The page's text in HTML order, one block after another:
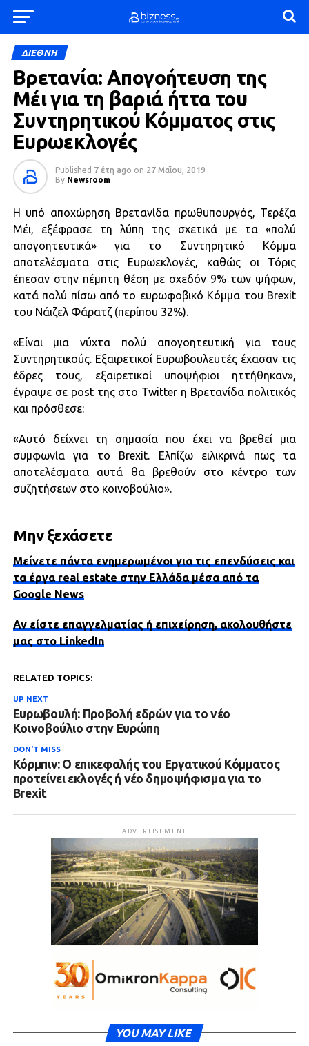
ΔΙΕΘΝΗ
Βρετανία: Απογοήτευση της
Μέι για τη βαριά ήττα του
Συντηρητικού Κόμματος στις
Ευρωεκλογές
Published 7 έτη ago on 27 Μαΐου, 2019
By Newsroom
Η υπό αποχώρηση Βρετανίδα πρωθυπουργός, Τερέζα
Μέι, εξέφρασε τη λύπη της σχετικά με τα «πολύ
απογοητευτικά» για το Συντηρητικό Κόμμα
αποτελέσματα στις Ευρωεκλογές, καθώς οι Τόρις
έπεσαν στην πέμπτη θέση με σχεδόν 9% των ψήφων,
κατά πολύ πίσω από το ευρωφοβικό Κόμμα του Brexit
του Νάιζελ Φάρατζ (περίπου 32%).
«Είναι μια νύχτα πολύ απογοητευτική για τους
Συντηρητικούς. Εξαιρετικοί Ευρωβουλευτές έχασαν τις
έδρες τους, εξαιρετικοί υποψήφιοι ηττήθηκαν»,
έγραψε σε post της στο Twitter η Βρετανίδα πολιτικός
και πρόσθεσε:
«Αυτό δείχνει τη σημασία που έχει να βρεθεί μια
συμφωνία για το Brexit. Ελπίζω ειλικρινά πως τα
αποτελέσματα αυτά θα βρεθούν στο κέντρο των
συζητήσεων στο κοινοβούλιο».
Μην ξεχάσετε
Μείνετε πάντα ενημερωμένοι για τις επενδύσεις και
τα έργα real estate στην Ελλάδα μέσα από τα
Google News
Αν είστε επαγγελματίας ή επιχείρηση, ακολουθήστε
μας στο LinkedIn
RELATED TOPICS:
UP NEXT
Ευρωβουλή: Προβολή εδρών για το νέο
Κοινοβούλιο στην Ευρώπη
DON'T MISS
Κόρμπιν: Ο επικεφαλής του Εργατικού Κόμματος
προτείνει εκλογές ή νέο δημοψήφισμα για το
Brexit
ADVERTISEMENT
YOU MAY LIKE